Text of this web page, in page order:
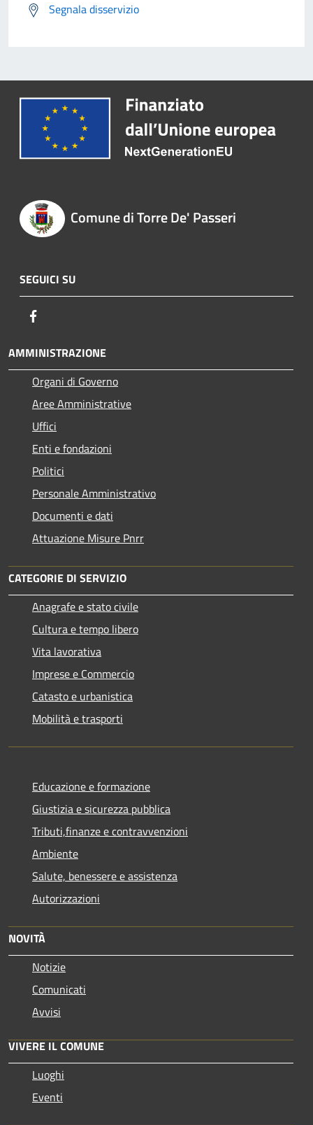
Segnala disservizio
Comune di Torre De' Passeri
SEGUICI SU
AMMINISTRAZIONE
Organi di Governo
Aree Amministrative
Uffici
Enti e fondazioni
Politici
Personale Amministrativo
Documenti e dati
Attuazione Misure Pnrr
CATEGORIE DI SERVIZIO
Anagrafe e stato civile
Cultura e tempo libero
Vita lavorativa
Imprese e Commercio
Catasto e urbanistica
Mobilità e trasporti
Educazione e formazione
Giustizia e sicurezza pubblica
Tributi,finanze e contravvenzioni
Ambiente
Salute, benessere e assistenza
Autorizzazioni
NOVITÀ
Notizie
Comunicati
Avvisi
VIVERE IL COMUNE
Luoghi
Eventi